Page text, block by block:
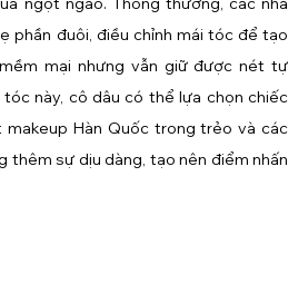
phần đuôi, điều chỉnh mái tóc để tạo
mại nhưng vẫn giữ được nét tự
tóc này, cô dâu có thể lựa chọn chiếc
makeup Hàn Quốc trong trẻo và các
thêm sự dịu dàng, tạo nên điểm nhấn